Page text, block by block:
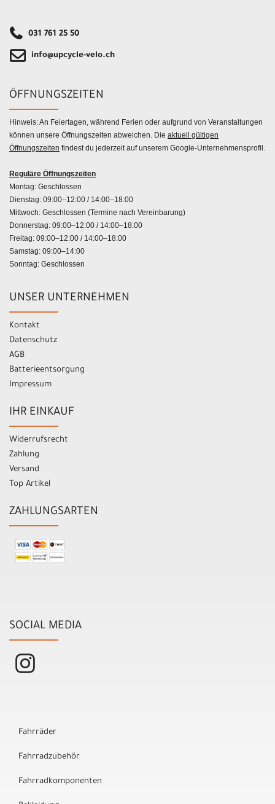
031 761 25 50
info@upcycle-velo.ch
ÖFFNUNGSZEITEN
Hinweis: An Feiertagen, während Ferien oder aufgrund von Veranstaltungen
können unsere Öffnungszeiten abweichen. Die aktuell gültigen
Öffnungszeiten findest du jederzeit auf unserem Google-Unternehmensprofil.
Reguläre Öffnungszeiten
Montag: Geschlossen
Dienstag: 09:00–12:00 / 14:00–18:00
Mittwoch: Geschlossen (Termine nach Vereinbarung)
Donnerstag: 09:00–12:00 / 14:00–18:00
Freitag: 09:00–12:00 / 14:00–18:00
Samstag: 09:00–14:00
Sonntag: Geschlossen
UNSER UNTERNEHMEN
Kontakt
Datenschutz
AGB
Batterieentsorgung
Impressum
IHR EINKAUF
Widerrufsrecht
Zahlung
Versand
Top Artikel
ZAHLUNGSARTEN
SOCIAL MEDIA
Fahrräder
Fahrradzubehör
Fahrradkomponenten